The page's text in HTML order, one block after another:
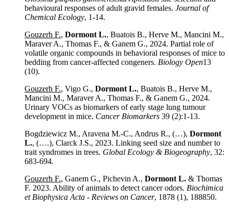
behavioural responses of adult gravid females. Journal of
Chemical Ecology, 1-14.
Gouzerh F., Dormont L., Buatois B., Herve M., Mancini M.,
Maraver A., Thomas F., & Ganem G., 2024. Partial role of
volatile organic compounds in behavioral responses of mice to
bedding from cancer-affected congeners. Biology Open13
(10).
Gouzerh F., Vigo G., Dormont L., Buatois B., Herve M.,
Mancini M., Maraver A., Thomas F., & Ganem G., 2024.
Urinary VOCs as biomarkers of early stage lung tumour
development in mice. Cancer Biomarkers 39 (2):1-13.
Bogdziewicz M., Aravena M.-C., Andrus R., (…), Dormont
L., (….), Clarck J.S., 2023. Linking seed size and number to
trait syndromes in trees. Global Ecology & Biogeography, 32:
683-694.
Gouzerh F., Ganem G., Pichevin A., Dormont L. & Thomas
F. 2023. Ability of animals to detect cancer odors. Biochimica
et Biophysica Acta - Reviews on Cancer, 1878 (1), 188850.